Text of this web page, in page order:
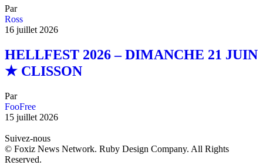
Par
Ross
16 juillet 2026
HELLFEST 2026 – DIMANCHE 21 JUIN
★ CLISSON
Par
FooFree
15 juillet 2026
Suivez-nous
© Foxiz News Network. Ruby Design Company. All Rights
Reserved.